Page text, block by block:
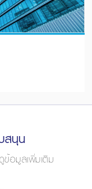
สนุน
อมูลเพิ่มเติม